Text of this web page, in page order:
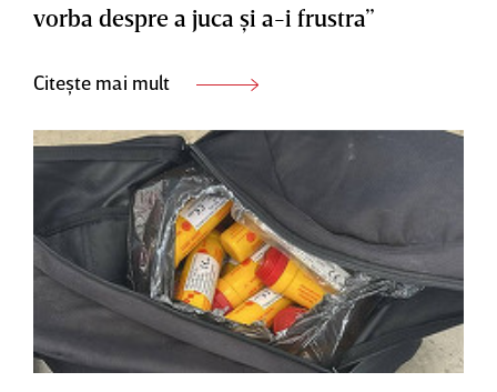
vorba despre a juca şi a-i frustra”
Citește mai mult